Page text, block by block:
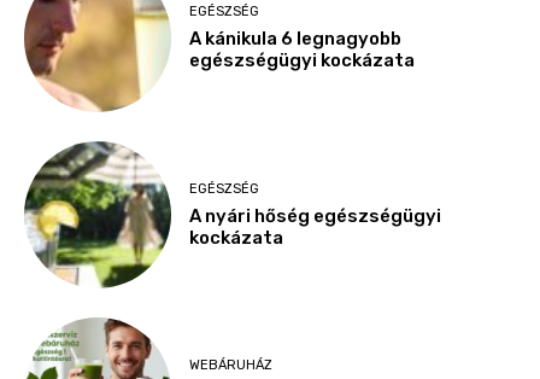
EGÉSZSÉG
A kánikula 6 legnagyobb
egészségügyi kockázata
EGÉSZSÉG
A nyári hőség egészségügyi
kockázata
WEBÁRUHÁZ